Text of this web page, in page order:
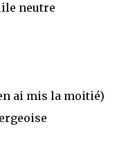
neutre
ai mis la moitié)